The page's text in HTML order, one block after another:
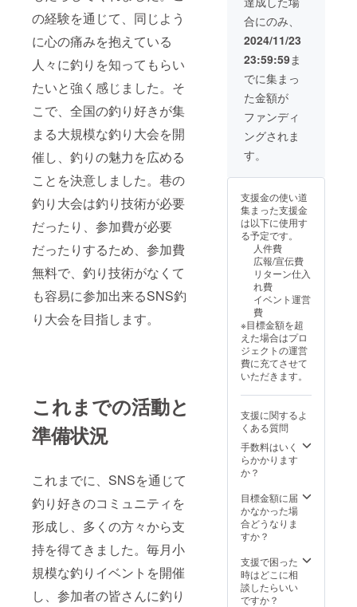
の経験を通じて、同じよう
に心の痛みを抱えている
人々に釣りを知ってもらい
たいと強く感じました。そ
こで、全国の釣り好きが集
まる大規模な釣り大会を開
催し、釣りの魅力を広める
ことを決意しました。巷の
釣り大会は釣り技術が必要
だったり、参加費が必要
だったりするため、参加費
無料で、釣り技術がなくて
も容易に参加出来るSNS釣
り大会を目指します。
これまでの活動と
準備状況
これまでに、SNSを通じて
釣り好きのコミュニティを
形成し、多くの方々から支
持を得てきました。毎月小
規模な釣りイベントを開催
し、参加者の皆さんに釣り
ターン】 ・【名
前掲載】 ■釣り
大会の開催広告
スタに投稿いた
しますので、そ
ちらにお名前や
企業名を掲載さ
せて頂きます。
合にのみ、
2024/11/23
23:59:59ま
でに集まっ
た金額が
ファンディ
ングされま
す。
支援金の使い道
集まった支援金
は以下に使用す
る予定です。
人件費
広報/宣伝費
リターン仕入
れ費
イベント運営
費
※目標金額を超
えた場合はプロ
ジェクトの運営
費に充てさせて
いただきます。
支援に関するよ
くある質問
手数料はいく
らかかります
か？
目標金額に届
かなかった場
合どうなりま
すか？
支援で困った
時はどこに相
談したらいい
ですか？